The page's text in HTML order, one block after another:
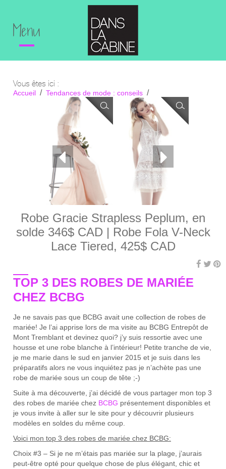
Menu
Vous êtes ici :
Accueil Tendances de mode : conseils
Top 3 des robes de mariée chez BCBG
Robe Gracie Strapless Peplum, en
solde 346$ CAD | Robe Fola V-Neck
Lace Tiered, 425$ CAD
TOP 3 DES ROBES DE MARIÉE
CHEZ BCBG
Je ne savais pas que BCBG avait une collection de robes de
mariée! Je l’ai apprise lors de ma visite au BCBG Entrepôt de
Mont Tremblant et devinez quoi? j’y suis ressortie avec une
housse et une robe blanche à l’intérieur! Petite tranche de vie,
je me marie dans le sud en janvier 2015 et je suis dans les
préparatifs alors ne vous inquiétez pas je n’achète pas une
robe de mariée sous un coup de tête ;-)
Suite à ma découverte, j’ai décidé de vous partager mon top 3
des robes de mariée chez BCBG présentement disponibles et
je vous invite à aller sur le site pour y découvrir plusieurs
modèles en soldes du même coup.
Voici mon top 3 des robes de mariée chez BCBG:
Choix #3 – Si je ne m’étais pas mariée sur la plage, j’aurais
peut-être opté pour quelque chose de plus élégant, chic et